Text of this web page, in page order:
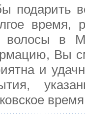
подарить
время,
волосы в
Вы
и